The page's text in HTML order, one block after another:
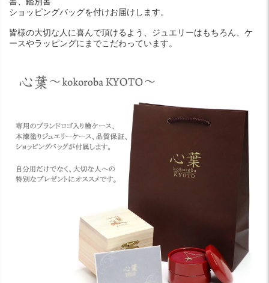
ショッピングバッグを付けお届けします。
皆様の大切な人に喜んで頂けるよう、ジュエリーはもちろん、ケ
ースやラッピングにまでこだわっています。